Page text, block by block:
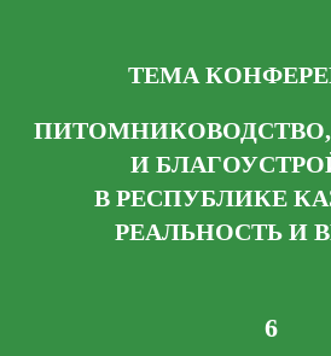
ТЕМА
И
В РЕСПУБЛИКЕ
РЕАЛЬНОСТЬ И
6